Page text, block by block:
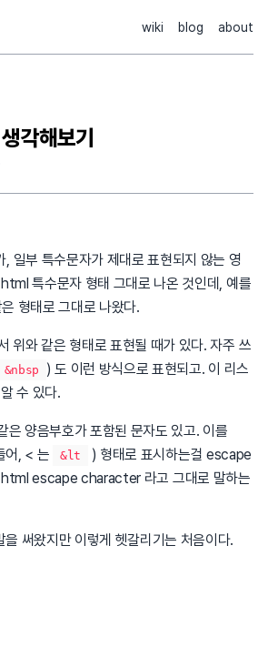
wiki blog about
각해보기
, 일부 특수문자가 제대로 표현되지 않는 영
특수문자 형태 그대로 나온 것인데, 예를
형태로 그대로 나왔다.
위와 같은 형태로 표현될 때가 있다. 자주 쓰
&nbsp
) 도 이런 방식으로 표현되고. 이 리스
수 있다.
은 양음부호가 포함된 문자도 있고. 이를
어, < 는
&lt
) 형태로 표시하는걸 escape
html escape character 라고 그대로 말하는
써왔지만 이렇게 헷갈리기는 처음이다.